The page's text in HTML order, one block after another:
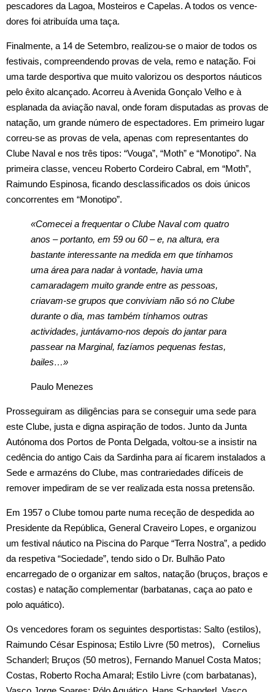
pescadores da Lagoa, Mosteiros e Capelas. A todos os vence­
dores foi atribuída uma taça.
Finalmente, a 14 de Setembro, realizou‑se o maior de todos os
festivais, compreendendo provas de vela, remo e natação. Foi
uma tarde desportiva que muito valorizou os desportos náuticos
pelo êxito alcançado. Acorreu à Avenida Gonçalo Velho e à
esplanada da aviação naval, onde foram disputadas as provas de
natação, um grande número de espectadores. Em primeiro lugar
correu‑se as provas de vela, apenas com representantes do
Clube Naval e nos três tipos: “Vouga”, “Moth” e “Monotipo”. Na
primeira classe, venceu Roberto Cordeiro Cabral, em “Moth”,
Raimundo Espinosa, ficando desclassificados os dois únicos
concorrentes em “Monotipo”.
«Comecei a frequentar o Clube Naval com quatro
anos – portanto, em 59 ou 60 – e, na altura, era
bastante interessante na medida em que tínhamos
uma área para nadar à vontade, havia uma
camaradagem muito grande entre as pessoas,
criavam-se grupos que conviviam não só no Clube
durante o dia, mas também tínhamos outras
actividades, juntávamo-nos depois do jantar para
passear na Marginal, fazíamos pequenas festas,
bailes…»
Paulo Menezes
Prosseguiram as diligências para se conseguir uma sede para
este Clube, justa e digna aspiração de todos. Junto da Junta
Autónoma dos Portos de Ponta Delgada, voltou-se a insistir na
cedência do antigo Cais da Sardinha para aí ficarem instalados a
Sede e armazéns do Clube, mas contrariedades difíceis de
remover impediram de se ver realizada esta nossa pretensão.
Em 1957 o Clube tomou parte numa receção de despedida ao
Presidente da República, General Craveiro Lopes, e organizou
um festival náutico na Piscina do Parque “Terra Nostra”, a pedido
da respetiva “Sociedade”, tendo sido o Dr. Bulhão Pato
encarregado de o organizar em saltos, natação (bruços, braços e
costas) e natação complementar (barbatanas, caça ao pato e
polo aquático).
Os vencedores foram os seguintes desportistas: Salto (estilos),
Raimundo César Espinosa; Estilo Livre (50 metros), Cornelius
Schanderl; Bruços (50 metros), Fernando Manuel Costa Matos;
Costas, Roberto Rocha Amaral; Estilo Livre (com barbatanas),